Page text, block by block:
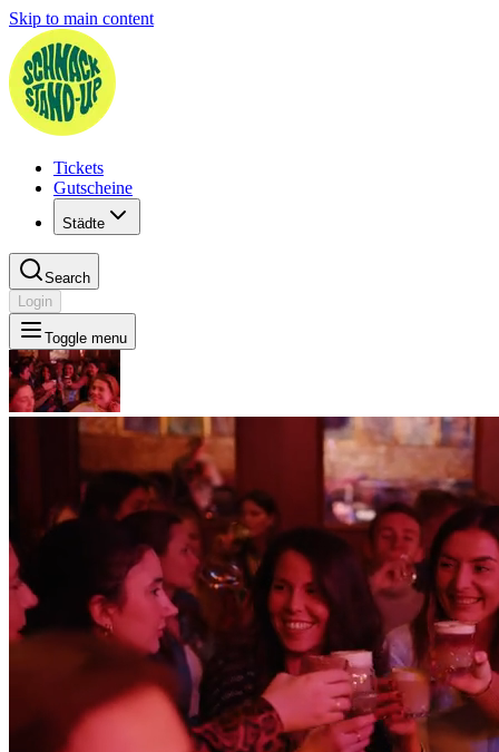
Skip to main content
Tickets
Gutscheine
Städte
Search
Login
Toggle menu